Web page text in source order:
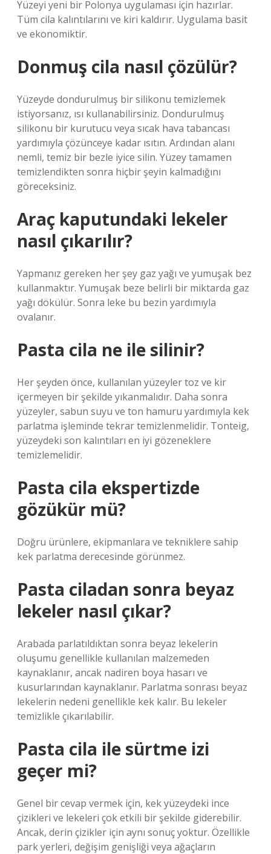
Yüzeyi yeni bir Polonya uygulaması için hazırlar.
Tüm cila kalıntılarını ve kiri kaldırır. Uygulama basit
ve ekonomiktir.
Donmuş cila nasıl çözülür?
Yüzeyde dondurulmuş bir silikonu temizlemek
istiyorsanız, ısı kullanabilirsiniz. Dondurulmuş
silikonu bir kurutucu veya sıcak hava tabancası
yardımıyla çözünceye kadar ısıtın. Ardından alanı
nemli, temiz bir bezle iyice silin. Yüzey tamamen
temizlendikten sonra hiçbir şeyin kalmadığını
göreceksiniz.
Araç kaputundaki lekeler
nasıl çıkarılır?
Yapmanız gereken her şey gaz yağı ve yumuşak bez
kullanmaktır. Yumuşak beze belirli bir miktarda gaz
yağı dökülür. Sonra leke bu bezin yardımıyla
ovalanır.
Pasta cila ne ile silinir?
Her şeyden önce, kullanılan yüzeyler toz ve kir
içermeyen bir şekilde yıkanmalıdır. Daha sonra
yüzeyler, sabun suyu ve ton hamuru yardımıyla kek
parlatma işleminde tekrar temizlenmelidir. Tonteig,
yüzeydeki son kalıntıları en iyi gözeneklere
temizlemelidir.
Pasta cila ekspertizde
gözükür mü?
Doğru ürünlere, ekipmanlara ve tekniklere sahip
kek parlatma derecesinde görünmez.
Pasta ciladan sonra beyaz
lekeler nasıl çıkar?
Arabada parlatıldıktan sonra beyaz lekelerin
oluşumu genellikle kullanılan malzemeden
kaynaklanır, ancak nadiren boya hasarı ve
kusurlarından kaynaklanır. Parlatma sonrası beyaz
lekelerin nedeni genellikle kek kalır. Bu lekeler
temizlikle çıkarılabilir.
Pasta cila ile sürtme izi
geçer mi?
Genel bir cevap vermek için, kek yüzeydeki ince
çizikleri ve lekeleri çok etkili bir şekilde giderebilir.
Ancak, derin çizikler için aynı sonuç yoktur. Özellikle
park yerleri, değişim genişliği veya ağaçların